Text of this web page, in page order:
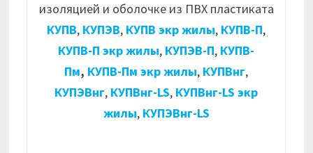
изоляцией и оболочке из ПВХ пластиката
КУПВ, КУПЭВ, КУПВ экр жилы, КУПВ-П,
КУПВ-П экр жилы, КУПЭВ-П, КУПВ-
Пм, КУПВ-Пм экр жилы, КУПВнг,
КУПЭВнг, КУПВнг-LS, КУПВнг-LS экр
жилы, КУПЭВнг-LS